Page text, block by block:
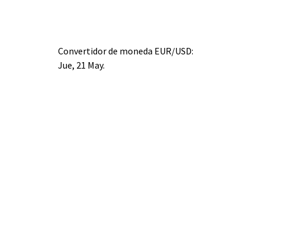
Convertidor de moneda EUR/USD:
Jue, 21 May.